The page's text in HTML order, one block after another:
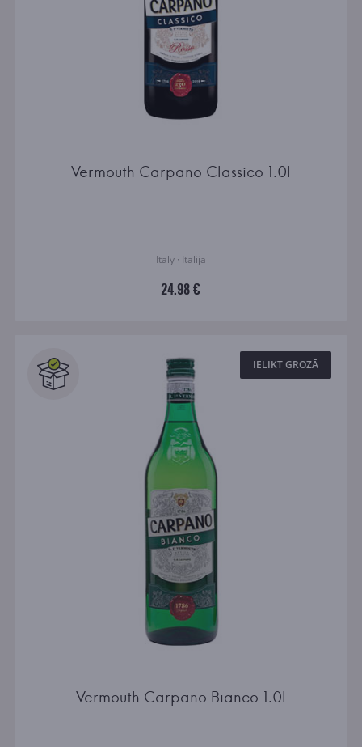
Vermouth Carpano Classico 1.0l
Italy · Itālija
24.98 €
IELIKT GROZĀ
Vermouth Carpano Bianco 1.0l